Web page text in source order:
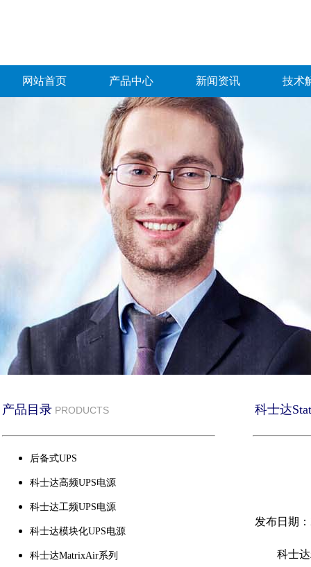
网站首页 产品中心 新闻资讯 技术
产品目录 PRODUCTS 科士达
后备式UPS
科士达高频UPS电源
科士达工频UPS电源
科士达模块化UPS电源
科士达MatrixAir系列
发布日期
科士